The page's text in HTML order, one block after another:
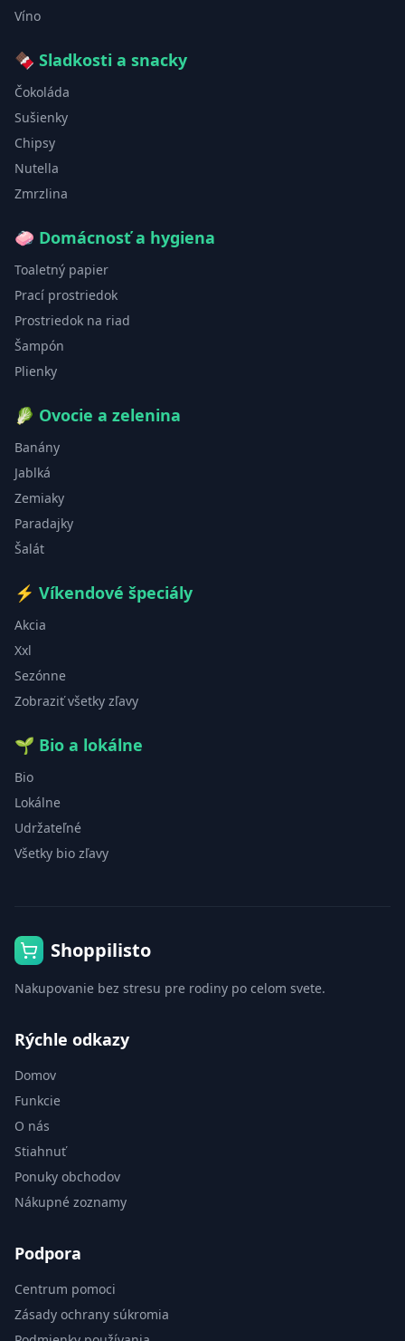
Víno
🍫 Sladkosti a snacky
Čokoláda
Sušienky
Chipsy
Nutella
Zmrzlina
🧼 Domácnosť a hygiena
Toaletný papier
Prací prostriedok
Prostriedok na riad
Šampón
Plienky
🥬 Ovocie a zelenina
Banány
Jablká
Zemiaky
Paradajky
Šalát
⚡ Víkendové špeciály
Akcia
Xxl
Sezónne
Zobraziť všetky zľavy
🌱 Bio a lokálne
Bio
Lokálne
Udržateľné
Všetky bio zľavy
Shoppilisto
Nakupovanie bez stresu pre rodiny po celom svete.
Rýchle odkazy
Domov
Funkcie
O nás
Stiahnuť
Ponuky obchodov
Nákupné zoznamy
Podpora
Centrum pomoci
Zásady ochrany súkromia